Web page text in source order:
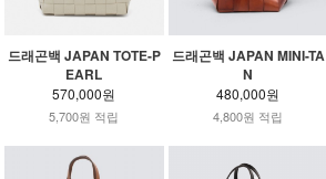
드래곤백 JAPAN TOTE-P
EARL
570,000원
5,700원 적립
드래곤백 JAPAN MINI-TA
N
480,000원
4,800원 적립